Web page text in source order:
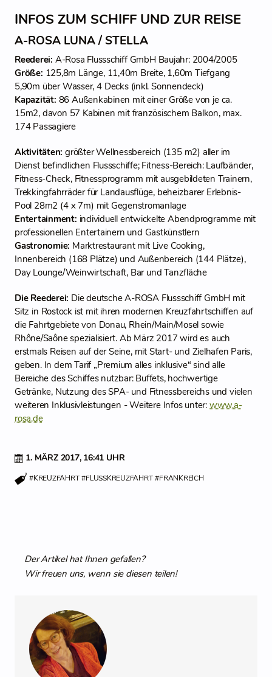
1. MÄRZ 2017, 16:41 UHR
#KREUZFAHRT #FLUSSKREUZFAHRT #FRANKREICH
INFOS ZUM SCHIFF UND ZUR REISE
A-ROSA LUNA / STELLA
Reederei: A-Rosa Flussschiff GmbH Baujahr: 2004/2005
Größe: 125,8m Länge, 11,40m Breite, 1,60m Tiefgang
5,90m über Wasser, 4 Decks (inkl. Sonnendeck)
Kapazität: 86 Außenkabinen mit einer Größe von je ca.
15m2, davon 57 Kabinen mit französischem Balkon, max.
174 Passagiere
Aktivitäten: größter Wellnessbereich (135 m2) aller im
Dienst befindlichen Flussschiffe; Fitness-Bereich: Laufbänder,
Fitness-Check, Fitnessprogramm mit ausgebildeten Trainern,
Trekkingfahrräder für Landausflüge, beheizbarer Erlebnis-
Pool 28m2 (4 x 7m) mit Gegenstromanlage
Entertainment: individuell entwickelte Abendprogramme mit
professionellen Entertainern und Gastkünstlern
Gastronomie: Marktrestaurant mit Live Cooking,
Innenbereich (168 Plätze) und Außenbereich (144 Plätze),
Day Lounge/Weinwirtschaft, Bar und Tanzfläche
Die Reederei: Die deutsche A-ROSA Flussschiff GmbH mit
Sitz in Rostock ist mit ihren modernen Kreuzfahrtschiffen auf
die Fahrtgebiete von Donau, Rhein/Main/Mosel sowie
Rhône/Saône spezialisiert. Ab März 2017 wird es auch
erstmals Reisen auf der Seine, mit Start- und Zielhafen Paris,
geben. In dem Tarif „Premium alles inklusive“ sind alle
Bereiche des Schiffes nutzbar: Buffets, hochwertige
Getränke, Nutzung des SPA- und Fitnessbereichs und vielen
weiteren Inklusivleistungen - Weitere Infos unter:www.a-
rosa.de
Der Artikel hat Ihnen gefallen?
Wir freuen uns, wenn sie diesen teilen!